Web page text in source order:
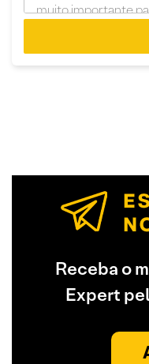
Receba o
Expert